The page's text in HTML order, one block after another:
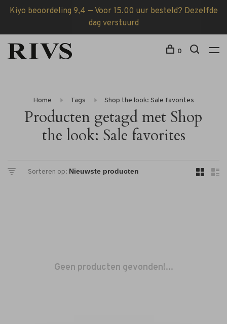
Kiyo beoordeling 9,4 — Voor 15.00 uur besteld? Dezelfde
dag verstuurd
0
Home Tags Shop the look: Sale favorites
Producten getagd met Shop
the look: Sale favorites
Sorteren op:
Geen producten gevonden!...